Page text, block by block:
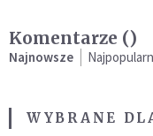
Komentarze ()
Najnowsze
WYBRANE